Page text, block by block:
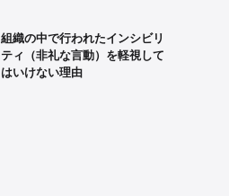
組織の中で行われたインシビリ
ティ（非礼な言動）を軽視して
はいけない理由